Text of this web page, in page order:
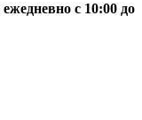
ежедневно с 10:00 до